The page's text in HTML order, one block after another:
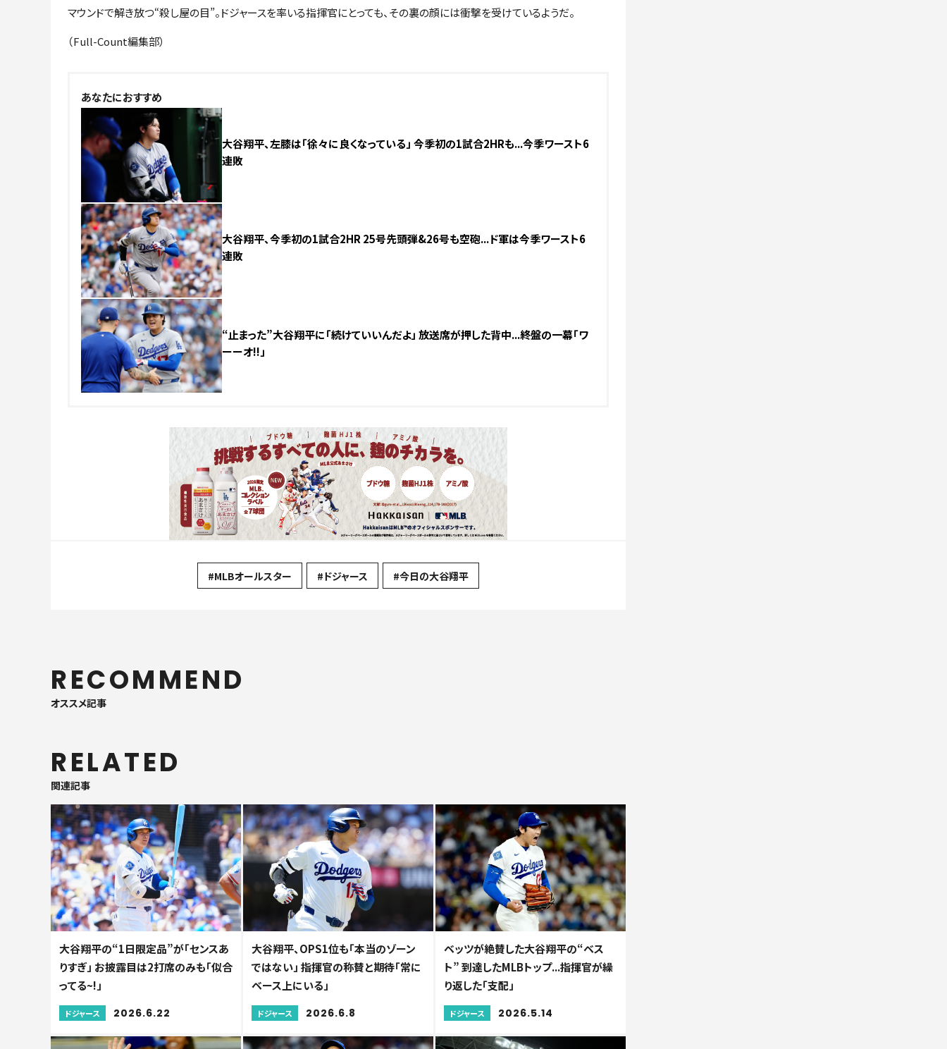
マウンドで解き放つ“殺し屋の目”。ドジャースを率いる指揮官にとっても、その裏の顔には衝撃を受けているようだ。
（Full-Count編集部）
あなたにおすすめ
大谷翔平、左膝は「徐々に良くなっている」 今季初の1試合2HRも...今季ワースト6
連敗
大谷翔平、今季初の1試合2HR 25号先頭弾&26号も空砲...ド軍は今季ワースト6
連敗
“止まった”大谷翔平に「続けていいんだよ」 放送席が押した背中...終盤の一幕「ワ
ーーオ!!」
#MLBオールスター #ドジャース #今日の大谷翔平
RECOMMEND
オススメ記事
RELATED
関連記事
大谷翔平の“1日限定品”が「センスあ
りすぎ」 お披露目は2打席のみも「似合
ってる~!」
ドジャース 2026.6.22
大谷翔平、OPS1位も「本当のゾーン
ではない」 指揮官の称賛と期待「常に
ベース上にいる」
ドジャース 2026.6.8
ベッツが絶賛した大谷翔平の“ベス
ト” 到達したMLBトップ...指揮官が繰
り返した「支配」
ドジャース 2026.5.14